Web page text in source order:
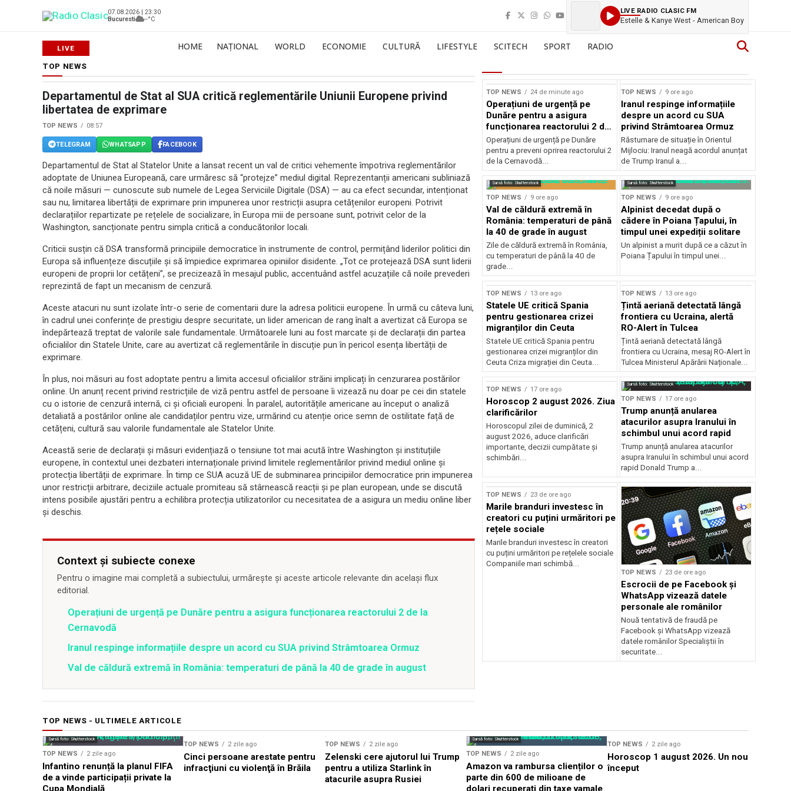
07.08.2026 | 23:30
Bucuresti
--°C
LIVE RADIO CLASIC FM
Estelle & Kanye West - American Boy
HOME NAȚIONAL WORLD ECONOMIE CULTURĂ LIFESTYLE SCITECH SPORT RADIO
TOP NEWS
Departamentul de Stat al SUA critică reglementările Uniunii Europene privind
libertatea de exprimare
TOP NEWS 08:57
TELEGRAM WHATSAPP FACEBOOK
Departamentul de Stat al Statelor Unite a lansat recent un val de critici vehemente împotriva reglementărilor
adoptate de Uniunea Europeană, care urmăresc să “protejze” mediul digital. Reprezentanții americani subliniază
că noile măsuri — cunoscute sub numele de Legea Serviciile Digitale (DSA) — au ca efect secundar, intenționat
sau nu, limitarea libertății de exprimare prin impunerea unor restricții asupra cetățenilor europeni. Potrivit
declarațiilor repartizate pe rețelele de socializare, în Europa mii de persoane sunt, potrivit celor de la
Washington, sancționate pentru simpla critică a conducătorilor locali.
Criticii susțin că DSA transformă principiile democratice în instrumente de control, permițând liderilor politici din
Europa să influențeze discuțiile și să împiedice exprimarea opiniilor disidente. „Tot ce protejează DSA sunt liderii
europeni de proprii lor cetățeni”, se precizează în mesajul public, accentuând astfel acuzațiile că noile prevederi
reprezintă de fapt un mecanism de cenzură.
Aceste atacuri nu sunt izolate într-o serie de comentarii dure la adresa politicii europene. În urmă cu câteva luni,
în cadrul unei conferințe de prestigiu despre securitate, un lider american de rang înalt a avertizat că Europa se
îndepărtează treptat de valorile sale fundamentale. Următoarele luni au fost marcate și de declarații din partea
oficialilor din Statele Unite, care au avertizat că reglementările în discuție pun în pericol esența libertății de
exprimare.
În plus, noi măsuri au fost adoptate pentru a limita accesul oficialilor străini implicați în cenzurarea postărilor
online. Un anunț recent privind restricțiile de viză pentru astfel de persoane îi vizează nu doar pe cei din statele
cu o istorie de cenzură internă, ci și oficiali europeni. În paralel, autoritățile americane au început o analiză
detaliată a postărilor online ale candidaților pentru vize, urmărind cu atenție orice semn de ostilitate față de
cetățeni, cultură sau valorile fundamentale ale Statelor Unite.
Această serie de declarații și măsuri evidențiază o tensiune tot mai acută între Washington și instituțiile
europene, în contextul unei dezbateri internaționale privind limitele reglementărilor privind mediul online și
protecția libertății de exprimare. În timp ce SUA acuză UE de subminarea principiilor democratice prin impunerea
unor restricții arbitrare, deciziile actuale promiteau să stârnească reacții și pe plan european, unde se discută
intens posibile ajustări pentru a echilibra protecția utilizatorilor cu necesitatea de a asigura un mediu online liber
și deschis.
Context și subiecte conexe
Pentru o imagine mai completă a subiectului, urmărește și aceste articole relevante din același flux
editorial.
Operațiuni de urgență pe Dunăre pentru a asigura funcționarea reactorului 2 de la
Cernavodă
Iranul respinge informațiile despre un acord cu SUA privind Strâmtoarea Ormuz
Val de căldură extremă în România: temperaturi de până la 40 de grade în august
TOP NEWS 24 de minute ago
Operațiuni de urgență pe
Dunăre pentru a asigura
funcționarea reactorului 2 de
la Cernavodă
Operațiuni de urgență pe Dunăre
pentru a preveni oprirea reactorului 2
de la Cernavodă...
TOP NEWS 9 ore ago
Iranul respinge informațiile
despre un acord cu SUA
privind Strâmtoarea Ormuz
Răsturnare de situație în Orientul
Mijlociu: Iranul neagă acordul anunțat
de Trump Iranul a...
Sursă foto: Shutterstock
TOP NEWS 9 ore ago
Val de căldură extremă în
România: temperaturi de până
la 40 de grade în august
Zile de căldură extremă în România,
cu temperaturi de până la 40 de
grade...
Sursă foto: Shutterstock
TOP NEWS 9 ore ago
Alpinist decedat după o
cădere în Poiana Țapului, în
timpul unei expediții solitare
Un alpinist a murit după ce a căzut în
Poiana Țapului în timpul unei...
TOP NEWS 13 ore ago
Statele UE critică Spania
pentru gestionarea crizei
migranților din Ceuta
Statele UE critică Spania pentru
gestionarea crizei migranților din
Ceuta Criza migrației din Ceuta...
TOP NEWS 13 ore ago
Țintă aeriană detectată lângă
frontiera cu Ucraina, alertă
RO-Alert în Tulcea
Țintă aeriană detectată lângă
frontiera cu Ucraina, mesaj RO-Alert în
Tulcea Ministerul Apărării Naționale...
TOP NEWS 17 ore ago
Horoscop 2 august 2026. Ziua
clarificărilor
Horoscopul zilei de duminică, 2
august 2026, aduce clarificări
importante, decizii cumpătate și
schimbări...
Sursă foto: Shutterstock
TOP NEWS 17 ore ago
Trump anunță anularea
atacurilor asupra Iranului în
schimbul unui acord rapid
Trump anunță anularea atacurilor
asupra Iranului în schimbul unui acord
rapid Donald Trump a...
TOP NEWS 23 de ore ago
Marile branduri investesc în
creatori cu puțini urmăritori pe
rețele sociale
Marile branduri investesc în creatori
cu puțini urmăritori pe rețelele sociale
Companiile mari schimbă...
TOP NEWS 23 de ore ago
Escrocii de pe Facebook și
WhatsApp vizează datele
personale ale românilor
Nouă tentativă de fraudă pe
Facebook și WhatsApp vizează
datele românilor Specialiștii în
securitate...
TOP NEWS - ULTIMELE ARTICOLE
Sursă foto: Shutterstock
TOP NEWS 2 zile ago
Infantino renunță la planul FIFA
de a vinde participații private la
Cupa Mondială
TOP NEWS 2 zile ago
Cinci persoane arestate pentru
infracţiuni cu violenţă în Brăila
TOP NEWS 2 zile ago
Zelenski cere ajutorul lui Trump
pentru a utiliza Starlink în
atacurile asupra Rusiei
Sursă foto: Shutterstock
TOP NEWS 2 zile ago
Amazon va rambursa clienților o
parte din 600 de milioane de
dolari recuperați din taxe vamale
TOP NEWS 2 zile ago
Horoscop 1 august 2026. Un nou
început